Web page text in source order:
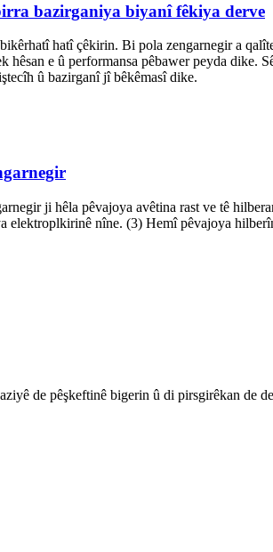
bazirganiya biyanî fêkiya derve
hatî çêkirin. Bi pola zengarnegir a
hêsan e û performansa pêbawer peyda
û bazirganî jî bêkêmasî dike.
ji hêla pêvajoya avêtina rast ve tê
elektroplkirinê nîne. (3) Hemî pêvajoya
de pêşkeftinê bigerin û di pirsgirêkan de